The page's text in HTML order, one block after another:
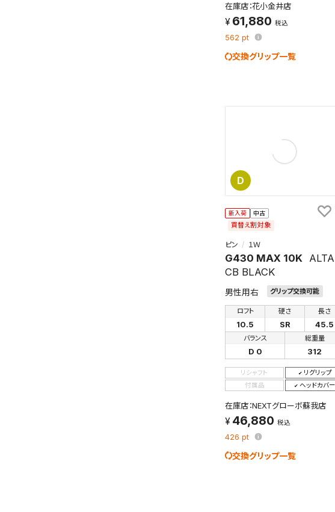
在庫店：花小金井店
61,880 税込
562 pt
交換グリップ一覧
D
新入荷 中古
買替え割対象
ピン １Ｗ
G430 MAX 10K
CB BLACK
男性用右 グリップ交換可能
ロフト
10.5
硬さ
SR
長さ
45.5
バランス
D 0
総重量
312
リシャフト
リグリップ
付属品
ヘッドカバー
在庫店：NEXTグローボ蘇我店
46,880 税込
426 pt
交換グリップ一覧
この検索条件をマイペー
よく探す商品を、毎回条
検索条件
新着通知
新着通知を「する」にす
のアカウント内の「お知ら
保存された検索条件は変
条件を変更したい場合は
の上、保存し直してくださ
検索条件を保存しました。
これまで保存した検索条